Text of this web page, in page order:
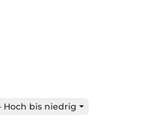
Hoch bis niedrig